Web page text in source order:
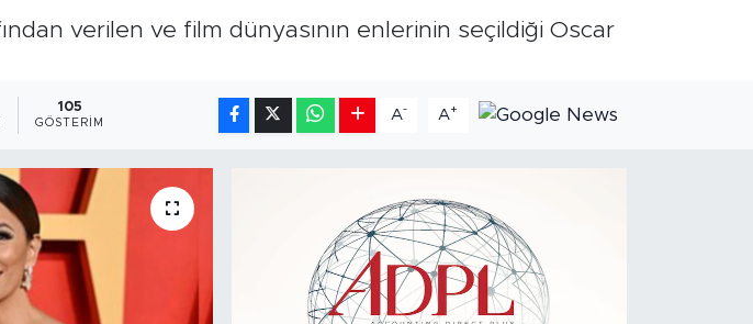
verilen ve film dünyasının enlerinin seçildiği Oscar
105
GÖSTERIM
A- A+